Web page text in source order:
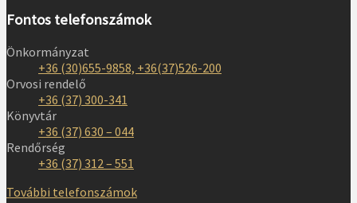
Fontos telefonszámok
Önkormányzat
+36 (30)655-9858, +36(37)526-200
Orvosi rendelő
+36 (37) 300-341
Könyvtár
+36 (37) 630 – 044
Rendőrség
+36 (37) 312 – 551
További telefonszámok